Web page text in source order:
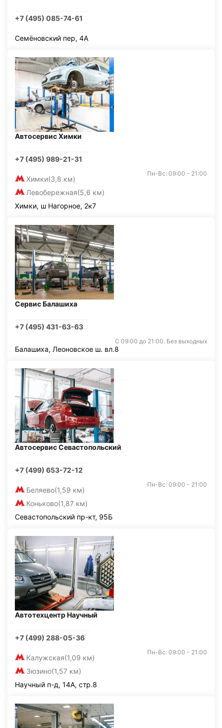
+7 (495) 085-74-61
Семёновский пер, 4А
Автосервис Химки
+7 (495) 989-21-31
Химки(3,8 км)
Левобережная(5,6 км)
Пн-Вс: 09:00 - 21:00
Химки, ш Нагорное, 2к7
Сервис Балашиха
+7 (495) 431-63-63
С 09:00 до 21:00. Без выходных
Балашиха, Леоновское ш. вл.8
Автосервис Севастопольский
+7 (499) 653-72-12
Беляево(1,59 км)
Коньково(1,87 км)
Пн-Вс: 09:00 - 21:00
Севастопольский пр-кт, 95Б
Автотехцентр Научный
+7 (499) 288-05-36
Калужская(1,09 км)
Зюзино(1,57 км)
Пн-Вс: 09:00 - 21:00
Научный п-д, 14А, стр.8